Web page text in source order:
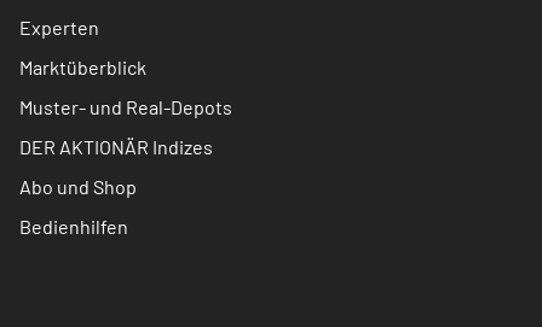
Experten
Marktüberblick
Muster- und Real-Depots
DER AKTIONÄR Indizes
Abo und Shop
Bedienhilfen